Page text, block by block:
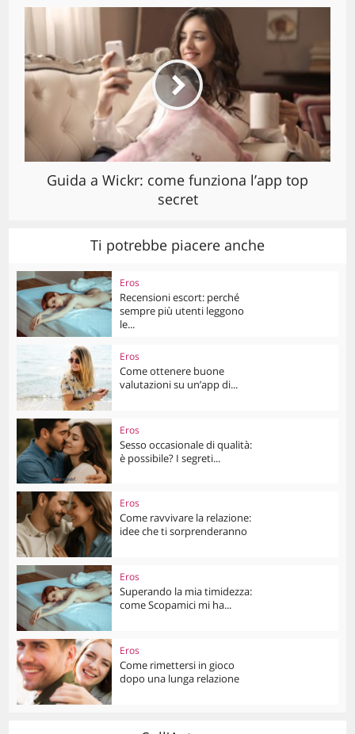
Guida a Wickr: come funziona l’app top
secret
Ti potrebbe piacere anche
Eros
Recensioni escort: perché
sempre più utenti leggono
le...
Eros
Come ottenere buone
valutazioni su un’app di...
Eros
Sesso occasionale di qualità:
è possibile? I segreti...
Eros
Come ravvivare la relazione:
idee che ti sorprenderanno
Eros
Superando la mia timidezza:
come Scopamici mi ha...
Eros
Come rimettersi in gioco
dopo una lunga relazione